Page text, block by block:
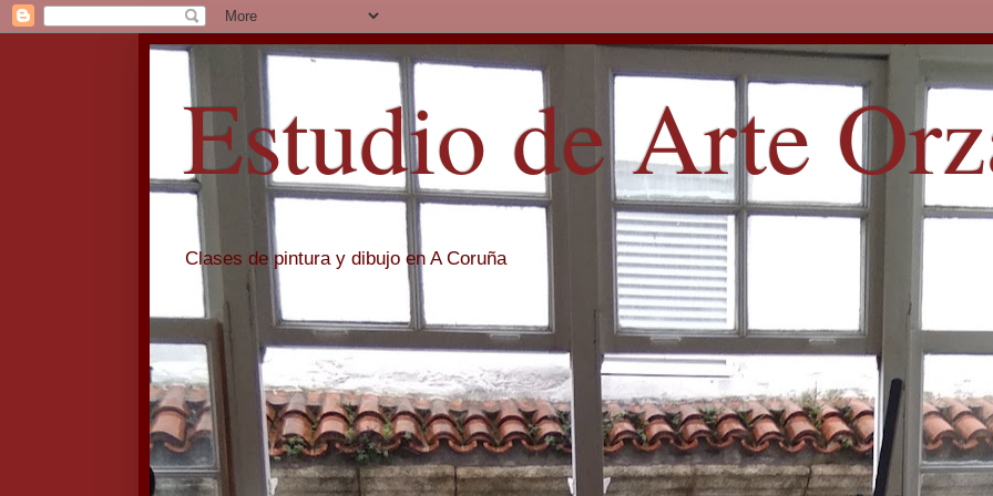
Estudio de Arte
Clases de pintura y dibujo en A Coruña